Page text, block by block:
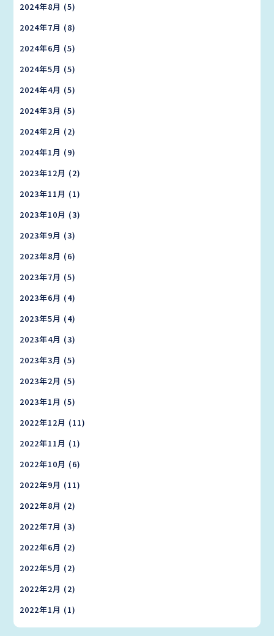
2024年8月 (5)
2024年7月 (8)
2024年6月 (5)
2024年5月 (5)
2024年4月 (5)
2024年3月 (5)
2024年2月 (2)
2024年1月 (9)
2023年12月 (2)
2023年11月 (1)
2023年10月 (3)
2023年9月 (3)
2023年8月 (6)
2023年7月 (5)
2023年6月 (4)
2023年5月 (4)
2023年4月 (3)
2023年3月 (5)
2023年2月 (5)
2023年1月 (5)
2022年12月 (11)
2022年11月 (1)
2022年10月 (6)
2022年9月 (11)
2022年8月 (2)
2022年7月 (3)
2022年6月 (2)
2022年5月 (2)
2022年2月 (2)
2022年1月 (1)